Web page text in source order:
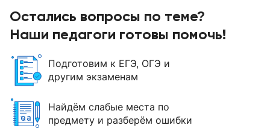
Остались вопросы по теме?
Наши педагоги готовы помочь!
Подготовим к ЕГЭ, ОГЭ и
другим экзаменам
Найдём слабые места по
предмету и разберём ошибки